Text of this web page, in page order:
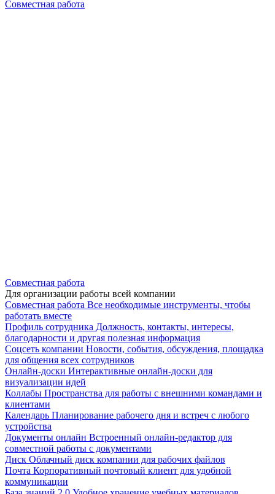
Совместная работа
Совместная работа
Для организации работы всей компании
Совместная работа Все необходимые инструменты, чтобы
работать вместе
Профиль сотрудника Должность, контакты, интересы,
благодарности и другая полезная информация
Соцсеть компании Новости, события, обсуждения, площадка
для общения всех сотрудников
Онлайн-доски Интерактивные онлайн-доски для
визуализации идей
Коллабы Пространства для работы с внешними командами и
клиентами
Календарь Планирование рабочего дня и встреч с любого
устройства
Документы онлайн Встроенный онлайн-редактор для
совместной работы с документами
Диск Облачный диск компании для рабочих файлов
Почта Корпоративный почтовый клиент для удобной
коммуникации